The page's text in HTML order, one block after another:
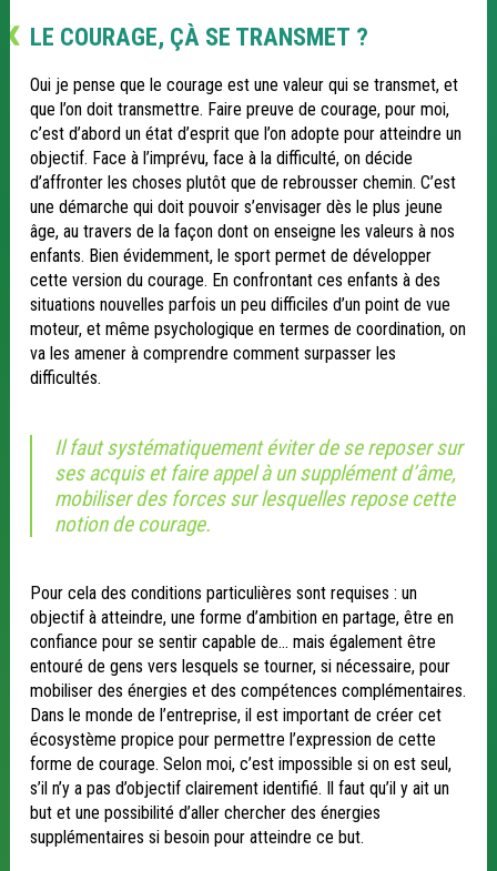
LE COURAGE, ÇÀ SE TRANSMET ?
Oui je pense que le courage est une valeur qui se transmet, et
que l’on doit transmettre. Faire preuve de courage, pour moi,
c’est d’abord un état d’esprit que l’on adopte pour atteindre un
objectif. Face à l’imprévu, face à la difficulté, on décide
d’affronter les choses plutôt que de rebrousser chemin. C’est
une démarche qui doit pouvoir s’envisager dès le plus jeune
âge, au travers de la façon dont on enseigne les valeurs à nos
enfants. Bien évidemment, le sport permet de développer
cette version du courage. En confrontant ces enfants à des
situations nouvelles parfois un peu difficiles d’un point de vue
moteur, et même psychologique en termes de coordination, on
va les amener à comprendre comment surpasser les
difficultés.
Il faut systématiquement éviter de se reposer sur
ses acquis et faire appel à un supplément d’âme,
mobiliser des forces sur lesquelles repose cette
notion de courage.
Pour cela des conditions particulières sont requises : un
objectif à atteindre, une forme d’ambition en partage, être en
confiance pour se sentir capable de… mais également être
entouré de gens vers lesquels se tourner, si nécessaire, pour
mobiliser des énergies et des compétences complémentaires.
Dans le monde de l’entreprise, il est important de créer cet
écosystème propice pour permettre l’expression de cette
forme de courage. Selon moi, c’est impossible si on est seul,
s’il n’y a pas d’objectif clairement identifié. Il faut qu’il y ait un
but et une possibilité d’aller chercher des énergies
supplémentaires si besoin pour atteindre ce but.